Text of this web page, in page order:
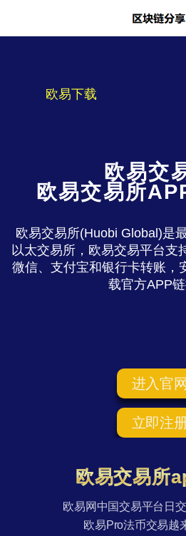
欧易下载
欧易交
欧易交易所
欧易交易所(Huobi Global)是
以太交易所，欧易交易平台支
微信、支付宝和银行卡转账，
载官方APP链
进入官网
立即注
欧易交易所
欧易网中国交易平台日
欧易Pro法币交易越